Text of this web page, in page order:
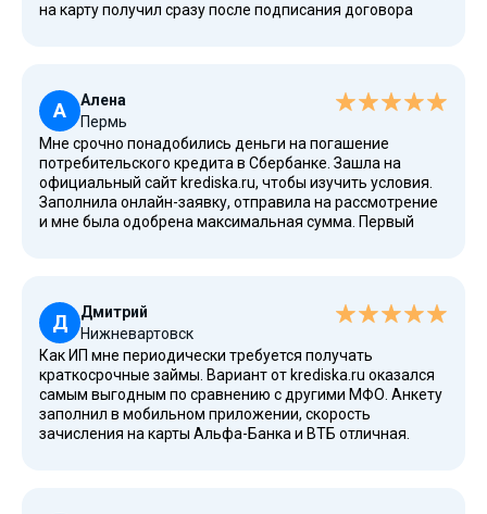
на карту получил сразу после подписания договора
А
Алена
Пермь
Мне срочно понадобились деньги на погашение
потребительского кредита в Сбербанке. Зашла на
официальный сайт krediska.ru, чтобы изучить условия.
Заполнила онлайн-заявку, отправила на рассмотрение
и мне была одобрена максимальная сумма. Первый
Д
Дмитрий
Нижневартовск
Как ИП мне периодически требуется получать
краткосрочные займы. Вариант от krediska.ru оказался
самым выгодным по сравнению с другими МФО. Анкету
заполнил в мобильном приложении, скорость
зачисления на карты Альфа-Банка и ВТБ отличная.